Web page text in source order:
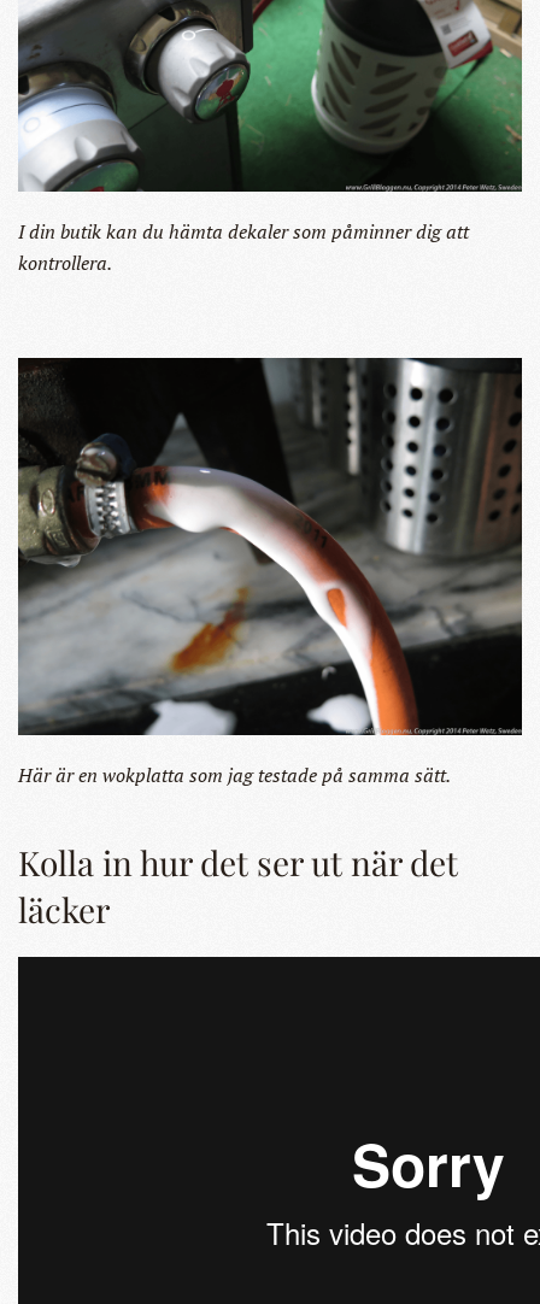
I din butik kan du hämta dekaler som påminner dig att
kontrollera.
Här är en wokplatta som jag testade på samma sätt.
Kolla in hur det ser ut när det
läcker